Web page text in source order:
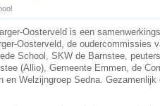
Oosterveld is een
Oosterveld, de oudercommissies
School, SKW de Barnstee,
(Allio), Gemeente Emmen, de
en Welzijngroep Sedna.